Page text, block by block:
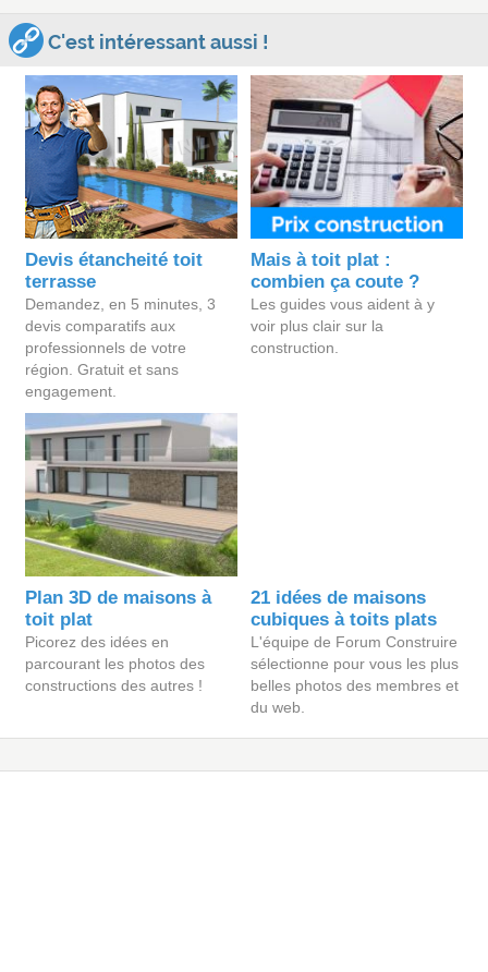
C'est intéressant aussi !
Devis étancheité toit
terrasse
Demandez, en 5 minutes, 3
devis comparatifs aux
professionnels de votre
région. Gratuit et sans
engagement.
Mais à toit plat :
combien ça coute ?
Les guides vous aident à y
voir plus clair sur la
construction.
Plan 3D de maisons à
toit plat
Picorez des idées en
parcourant les photos des
constructions des autres !
21 idées de maisons
cubiques à toits plats
L'équipe de Forum Construire
sélectionne pour vous les plus
belles photos des membres et
du web.